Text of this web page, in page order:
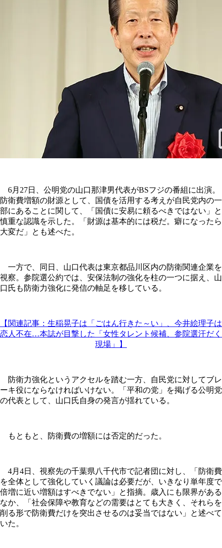
6月27日、公明党の山口那津男代表がBSフジの番組に出演。
防衛費増額の財源として、国債を活用する考えが自民党内の一
部にあることに関して、「国債に安易に頼るべきではない」と
慎重な認識を示した。「財源は基本的には税だ。癖になったら
大変だ」とも述べた。
一方で、同日、山口代表は東京都品川区内の防衛関連企業を
視察。参院選公約では、安保法制の強化を柱の一つに据え、山
口氏も防衛力強化に発信の軸足を移している。
【関連記事：生稲晃子は「ごはん行きた～い」、今井絵理子は
恋人不在…本誌が目撃した「女性タレント候補、参院選汗だく
現場」】
防衛力強化というアクセルを踏む一方、自民党に対してブレ
ーキ役にならなければいけない。「平和の党」を掲げる公明党
の代表として、山口氏自身の発言が揺れている。
もともと、防衛費の増額には否定的だった。
4月4日、視察先の千葉県八千代市で記者団に対し、「防衛費
を全体として強化していく議論は必要だが、いきなり単年度で
倍増に近い増額はすべきでない」と指摘。歳入にも限界がある
なか、「社会保障や教育などの需要はとても大きく、それらを
削る形で防衛費だけを突出させるのは妥当ではない」と述べて
いた。